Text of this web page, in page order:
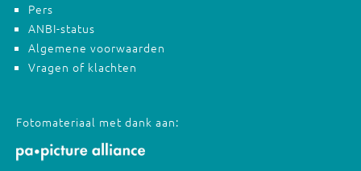
Pers
ANBI-status
Algemene voorwaarden
Vragen of klachten
Fotomateriaal met dank aan: